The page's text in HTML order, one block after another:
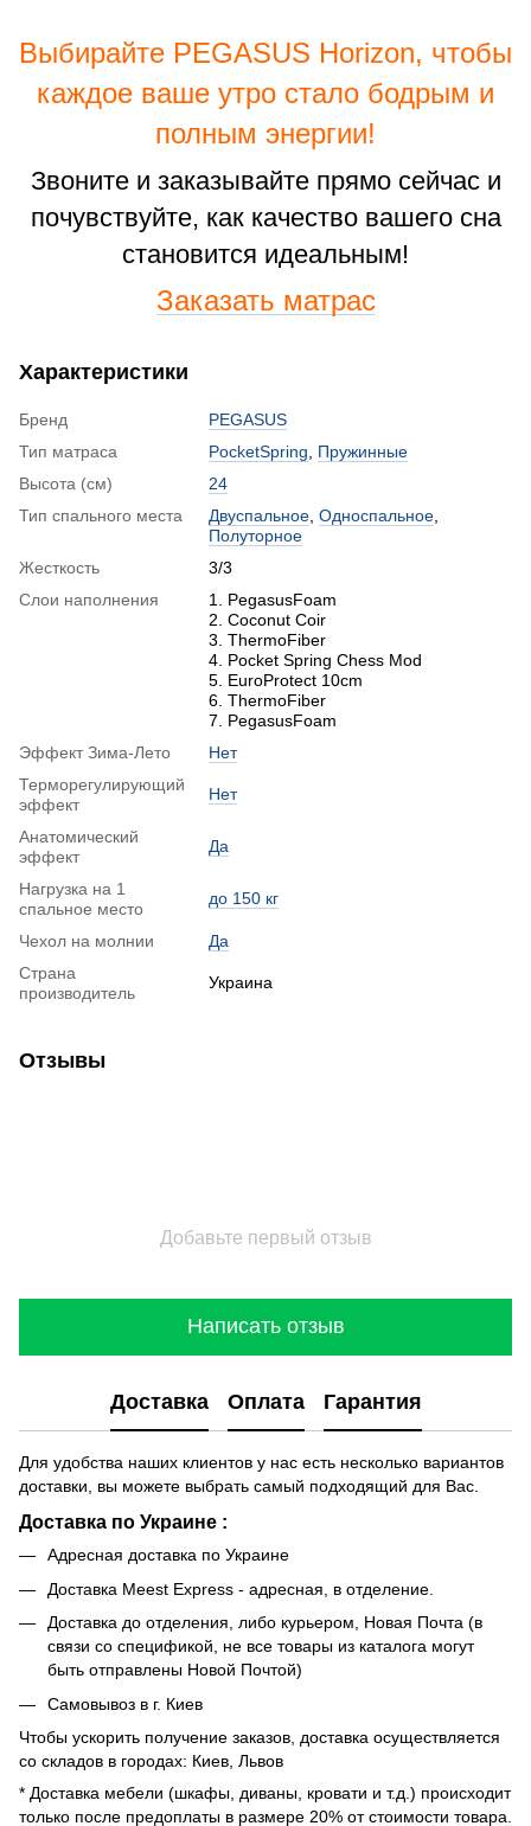
Выбирайте PEGASUS Horizon, чтобы
каждое ваше утро стало бодрым и
полным энергии!
Звоните и заказывайте прямо сейчас и
почувствуйте, как качество вашего сна
становится идеальным!
Заказать матрас
Характеристики
Бренд
PEGASUS
Тип матраса
PocketSpring
Пружинные
Высота (см)
24
Тип спального места
Двуспальное Односпальное
Полуторное
Жесткость
3/3
Слои наполнения
1. PegasusFoam
2. Coconut Coir
3. ThermoFiber
4. Pocket Spring Сhess Mod
5. EuroProtect 10cm
6. ThermoFiber
7. PegasusFoam
Эффект Зима-Лето
Нет
Терморегулирующий
эффект
Нет
Анатомический
эффект
Да
Нагрузка на 1
спальное место
до 150 кг
Чехол на молнии
Да
Страна
производитель
Украина
Отзывы
Добавьте первый отзыв
Написать отзыв
Доставка Оплата Гарантия
Для удобства наших клиентов у нас есть несколько вариантов
доставки, вы можете выбрать самый подходящий для Вас.
Доставка по Украине :
Адресная доставка по Украине
Доставка Meest Express - адресная, в отделение.
Доставка до отделения, либо курьером, Новая Почта (в
связи со спецификой, не все товары из каталога могут
быть отправлены Новой Почтой)
Самовывоз в г. Киев
Чтобы ускорить получение заказов, доставка осуществляется
со складов в городах: Киев, Львов
* Доставка мебели (шкафы, диваны, кровати и т.д.) происходит
только после предоплаты в размере 20% от стоимости товара.